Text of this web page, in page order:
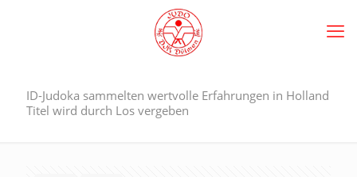
ID-Judoka sammelten wertvolle Erfahrungen in Holland
Titel wird durch Los vergeben